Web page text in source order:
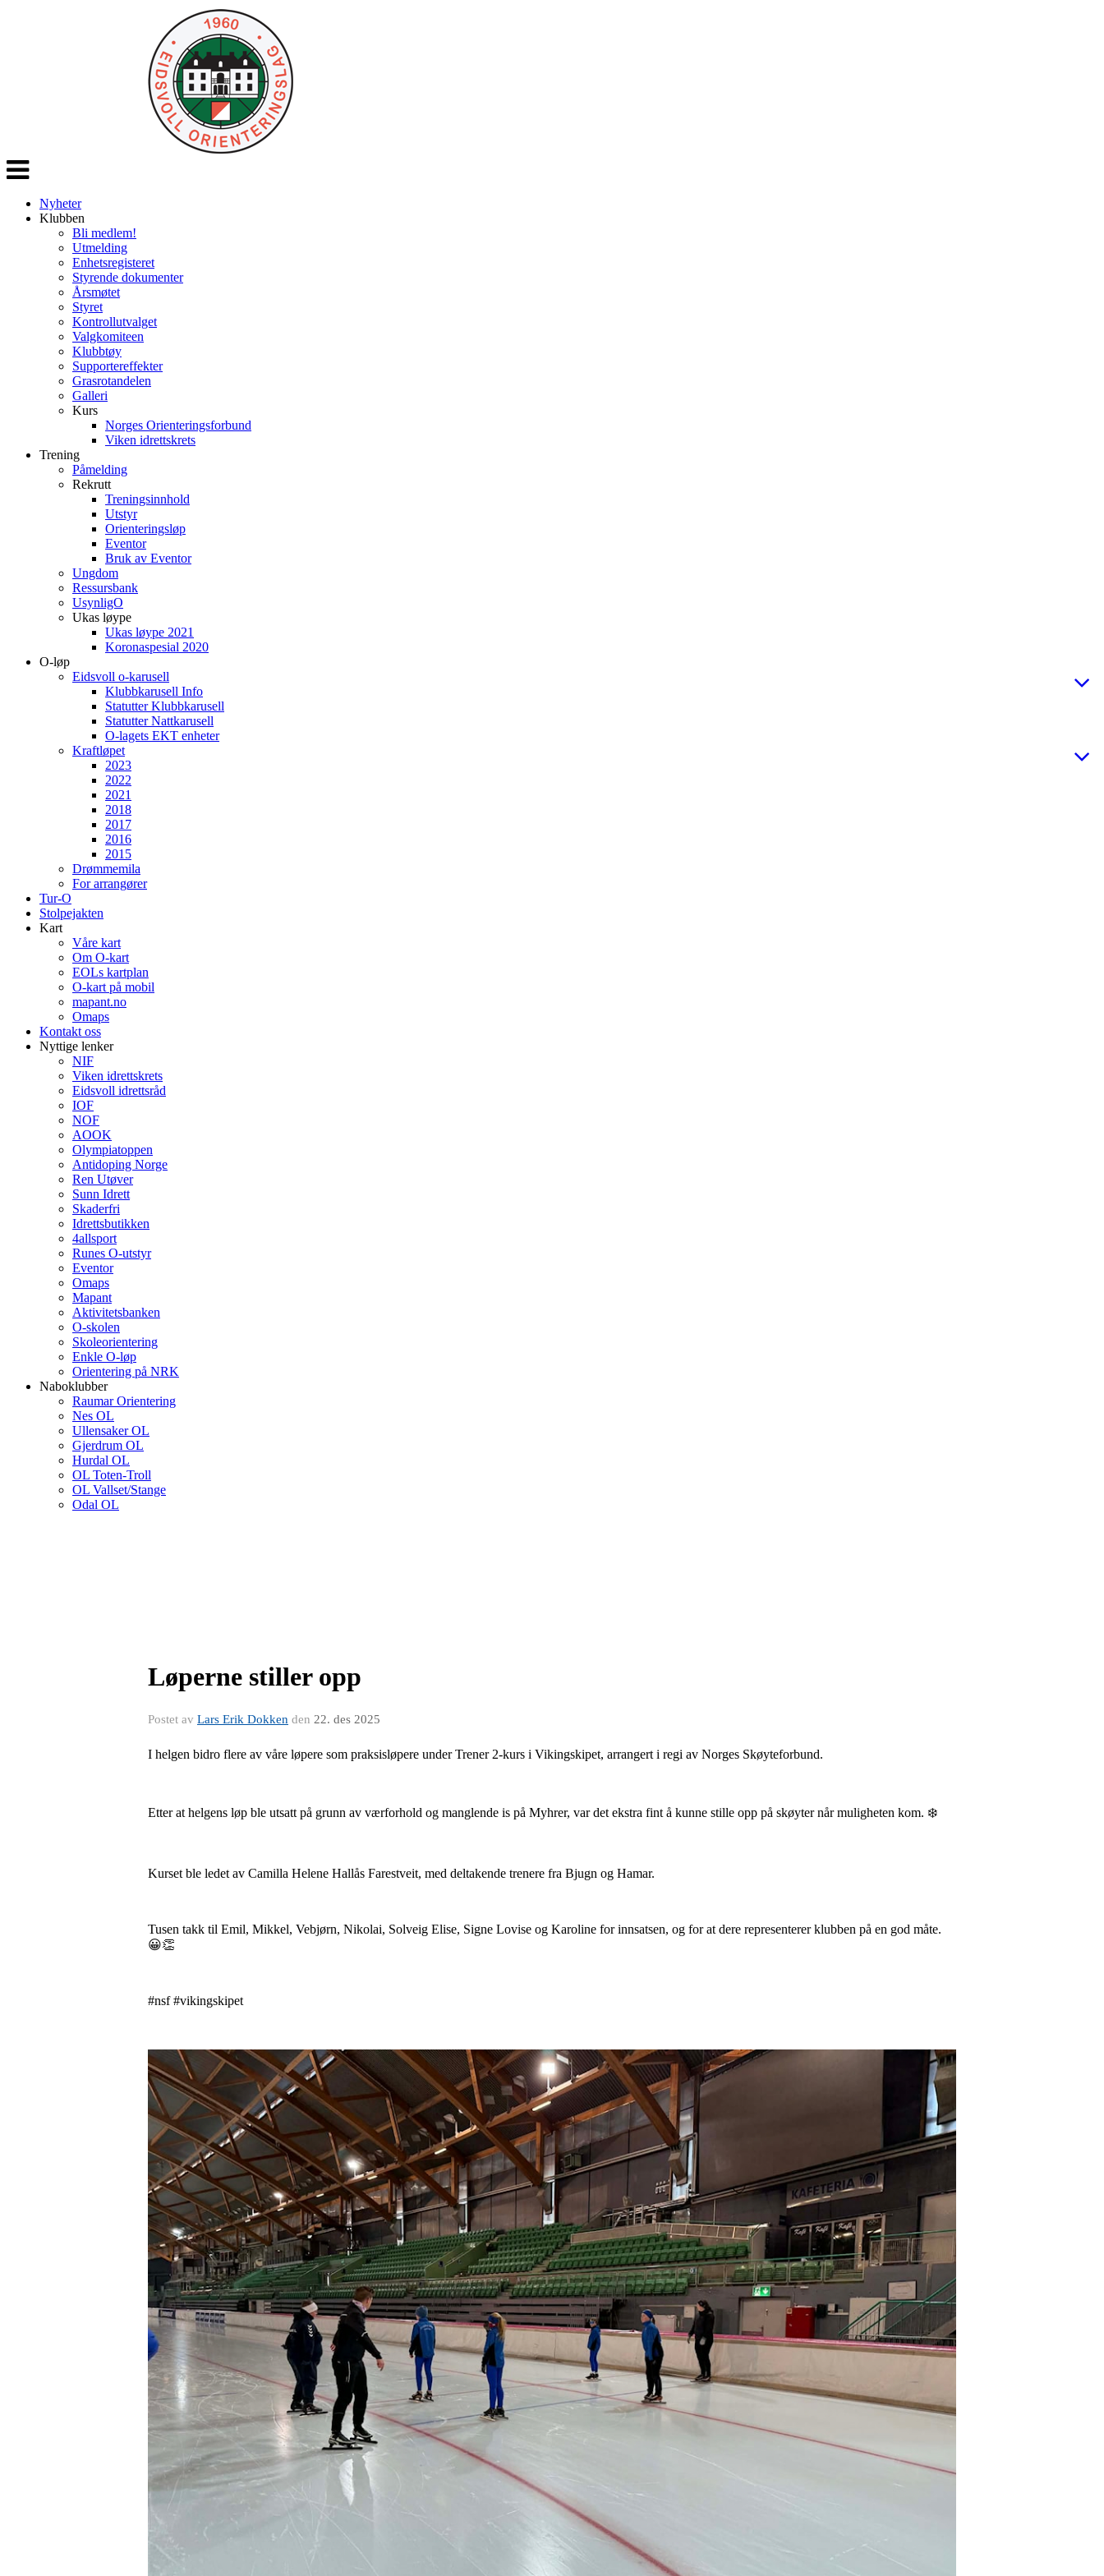
Veksle
navigasjon
Nyheter
Klubben
Bli medlem!
Utmelding
Enhetsregisteret
Styrende dokumenter
Årsmøtet
Styret
Kontrollutvalget
Valgkomiteen
Klubbtøy
Supportereffekter
Grasrotandelen
Galleri
Kurs
Norges Orienteringsforbund
Viken idrettskrets
Trening
Påmelding
Rekrutt
Treningsinnhold
Utstyr
Orienteringsløp
Eventor
Bruk av Eventor
Ungdom
Ressursbank
UsynligO
Ukas løype
Ukas løype 2021
Koronaspesial 2020
O-løp
Eidsvoll o-karusell
Klubbkarusell Info
Statutter Klubbkarusell
Statutter Nattkarusell
O-lagets EKT enheter
Kraftløpet
2023
2022
2021
2018
2017
2016
2015
Drømmemila
For arrangører
Tur-O
Stolpejakten
Kart
Våre kart
Om O-kart
EOLs kartplan
O-kart på mobil
mapant.no
Omaps
Kontakt oss
Nyttige lenker
NIF
Viken idrettskrets
Eidsvoll idrettsråd
IOF
NOF
AOOK
Olympiatoppen
Antidoping Norge
Ren Utøver
Sunn Idrett
Skaderfri
Idrettsbutikken
4allsport
Runes O-utstyr
Eventor
Omaps
Mapant
Aktivitetsbanken
O-skolen
Skoleorientering
Enkle O-løp
Orientering på NRK
Naboklubber
Raumar Orientering
Nes OL
Ullensaker OL
Gjerdrum OL
Hurdal OL
OL Toten-Troll
OL Vallset/Stange
Odal OL
Løperne stiller opp
Postet av Lars Erik Dokken den 22. des 2025
I helgen bidro flere av våre løpere som praksisløpere under Trener 2-kurs i Vikingskipet, arrangert i regi av Norges Skøyteforbund.
Etter at helgens løp ble utsatt på grunn av værforhold og manglende is på Myhrer, var det ekstra fint å kunne stille opp på skøyter når muligheten kom. ❄️
Kurset ble ledet av Camilla Helene Hallås Farestveit, med deltakende trenere fra Bjugn og Hamar.
Tusen takk til Emil, Mikkel, Vebjørn, Nikolai, Solveig Elise, Signe Lovise og Karoline for innsatsen, og for at dere representerer klubben på en god måte.
😀👏
#nsf #vikingskipet